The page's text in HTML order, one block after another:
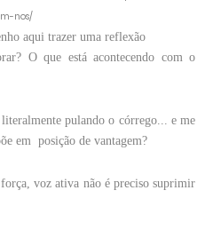
nos/
aqui trazer uma reflexão
O que está acontecendo com o
pulando o córrego... e me
em posição de vantagem?
voz ativa não é preciso suprimir